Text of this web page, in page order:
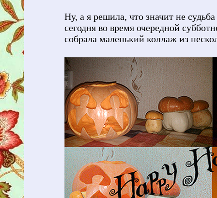
Ну, а я решила, что значит не
сегодня во время очередной
собрала маленький коллаж из